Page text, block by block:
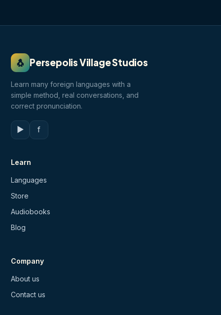
🐧 Persepolis Village Studios
Learn many foreign languages with a
simple method, real conversations, and
correct pronunciation.
▶ f
Learn
Languages
Store
Audiobooks
Blog
Company
About us
Contact us